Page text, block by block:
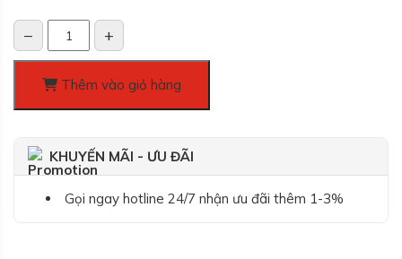
là:
45.000.000 ₫.
tại
là:
43.000.000 ₫.
Lò
nướng
HSG7584B1,
lắp
âm
− +
Thêm vào giỏ hàng
KHUYẾN MÃI - ƯU ĐÃI
Gọi ngay hotline 24/7 nhận ưu đãi thêm 1-3%